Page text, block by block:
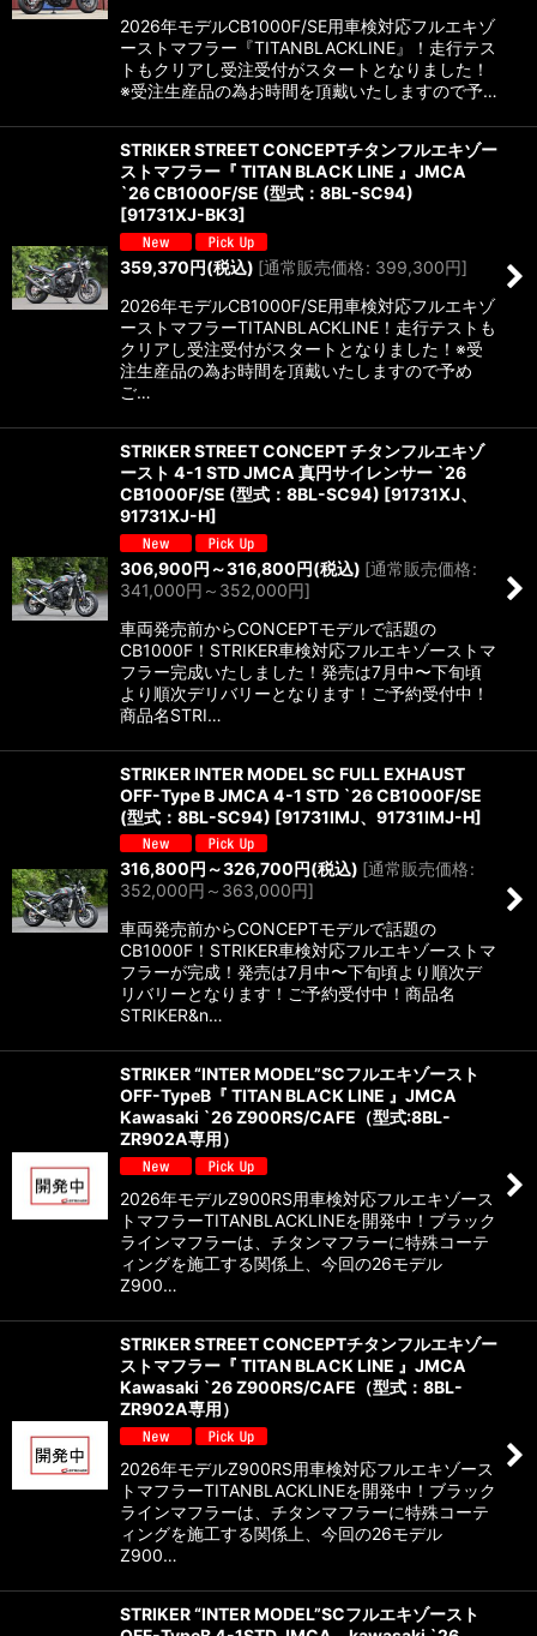
2026年モデルCB1000F/SE用車検対応フルエキゾ
ーストマフラー『TITANBLACKLINE』！走行テス
トもクリアし受注受付がスタートとなりました！
※受注生産品の為お時間を頂戴いたしますので予…
STRIKER STREET CONCEPTチタンフルエキゾー
ストマフラー『 TITAN BLACK LINE 』JMCA
`26 CB1000F/SE (型式：8BL-SC94)
[91731XJ-BK3]
359,370円(税込) [通常販売価格: 399,300円]
2026年モデルCB1000F/SE用車検対応フルエキゾ
ーストマフラーTITANBLACKLINE！走行テストも
クリアし受注受付がスタートとなりました！※受
注生産品の為お時間を頂戴いたしますので予め
ご…
STRIKER STREET CONCEPT チタンフルエキゾ
ースト 4-1 STD JMCA 真円サイレンサー `26
CB1000F/SE (型式：8BL-SC94) [91731XJ、
91731XJ-H]
306,900円 ～316,800円(税込) [通常販売価格:
341,000円 ～352,000円]
車両発売前からCONCEPTモデルで話題の
CB1000F！STRIKER車検対応フルエキゾーストマ
フラー完成いたしました！発売は7月中〜下旬頃
より順次デリバリーとなります！ご予約受付中！
商品名STRI…
STRIKER INTER MODEL SC FULL EXHAUST
OFF-Type B JMCA 4-1 STD `26 CB1000F/SE
(型式：8BL-SC94) [91731IMJ、91731IMJ-H]
316,800円 ～326,700円(税込) [通常販売価格:
352,000円 ～363,000円]
車両発売前からCONCEPTモデルで話題の
CB1000F！STRIKER車検対応フルエキゾーストマ
フラーが完成！発売は7月中〜下旬頃より順次デ
リバリーとなります！ご予約受付中！商品名
STRIKER&n…
STRIKER “INTER MODEL”SCフルエキゾースト
OFF-TypeB『 TITAN BLACK LINE 』JMCA
Kawasaki `26 Z900RS/CAFE（型式:8BL-
ZR902A専用）
2026年モデルZ900RS用車検対応フルエキゾース
トマフラーTITANBLACKLINEを開発中！ブラック
ラインマフラーは、チタンマフラーに特殊コーテ
ィングを施工する関係上、今回の26モデル
Z900…
STRIKER STREET CONCEPTチタンフルエキゾー
ストマフラー『 TITAN BLACK LINE 』JMCA
Kawasaki `26 Z900RS/CAFE（型式：8BL-
ZR902A専用）
2026年モデルZ900RS用車検対応フルエキゾース
トマフラーTITANBLACKLINEを開発中！ブラック
ラインマフラーは、チタンマフラーに特殊コーテ
ィングを施工する関係上、今回の26モデル
Z900…
STRIKER “INTER MODEL”SCフルエキゾースト